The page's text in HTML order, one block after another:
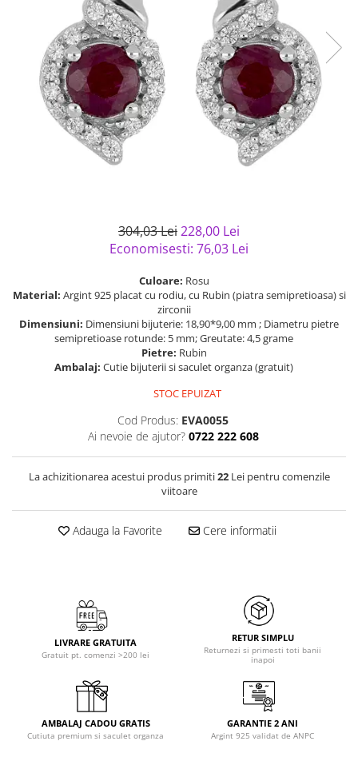
semipretioase
Bijuterii argint placat cu aur
Bijuterii argint cu diverse
materiale
Bijuterii argint cu murano
Bijuterii de Lux
Bijuterii gotice si rock
Bijuterii Handmade
Bijuterii fantezie
Casete si cutii de bijuterii
Bijuterii tungsten
304,03 Lei228,00 Lei
Economisesti: 76,03 Lei
Culoare: Rosu
Material: Argint 925 placat cu rodiu, cu Rubin (piatra semipretioasa) si
zirconii
Dimensiuni: Dimensiuni bijuterie: 18,90*9,00 mm ; Diametru pietre
semipretioase rotunde: 5 mm; Greutate: 4,5 grame
Pietre: Rubin
Ambalaj: Cutie bijuterii si saculet organza (gratuit)
STOC EPUIZAT
Cod Produs: EVA0055
Ai nevoie de ajutor? 0722 222 608
La achizitionarea acestui produs primiti22Lei pentru comenzile
viitoare
Adauga la Favorite Cere informatii
LIVRARE GRATUITA
Gratuit pt. comenzi >200 lei
RETUR SIMPLU
Returnezi si primesti toti banii
inapoi
AMBALAJ CADOU GRATIS
Cutiuta premium si saculet organza
GARANTIE 2 ANI
Argint 925 validat de ANPC